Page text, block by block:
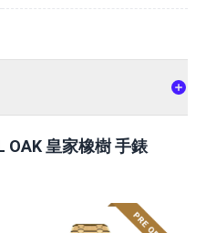
OAK 皇家橡樹 手錶